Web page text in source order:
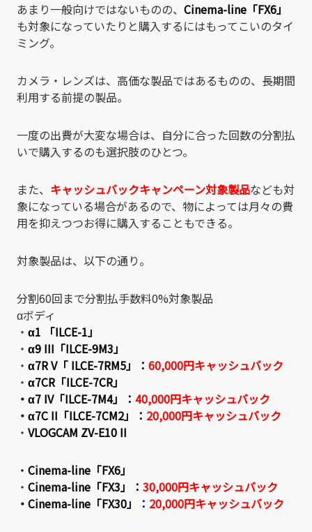
あまり一般向けではないものの、 Cinema-line「FX6」
も対象になっていたりと購入するにはもってこいのタイ
ミング。
カメラ・レンズは、高価な製品ではあるものの、長期間
利用する前提の製品。
一度の出費が大変な場合は、自分に合った回数の分割払
いで購入するのも選択肢のひとつ。
また、 キャッシュバックキャンペーン対象製品なども対
象になっている場合があるので、物によっては月々の費
用を抑えつつお得に購入することもできる。
対象製品は、以下の通り。
分割60回まで分割払手数料0%対象製品
αボディ
・ α1 「ILCE-1」
・ α9 III「ILCE-9M3」
・ α7R V「 ILCE-7RM5」 ： 60,000円キャッシュバック
・ α7CR「ILCE-7CR」
・ α7 IV「ILCE-7M4」 ： 40,000円キャッシュバック
・ α7C II「ILCE-7CM2」 ： 20,000円キャッシュバック
・ VLOGCAM ZV-E10 II
・ Cinema-line「FX6」
・ Cinema-line「FX3」 ： 30,000円キャッシュバック
・ Cinema-line「FX30」 ： 20,000円キャッシュバック